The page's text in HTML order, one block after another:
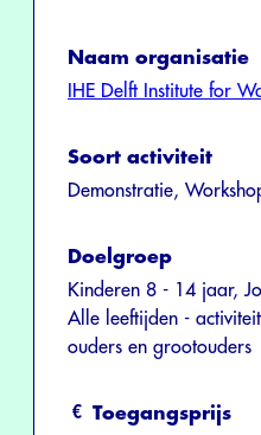
Naam organisatie
IHE Delft Institute for
Soort activiteit
Demonstratie,
Doelgroep
Kinderen 8 - 14 jaar,
Alle leeftijden -
ouders en grootouders
Toegangsprijs